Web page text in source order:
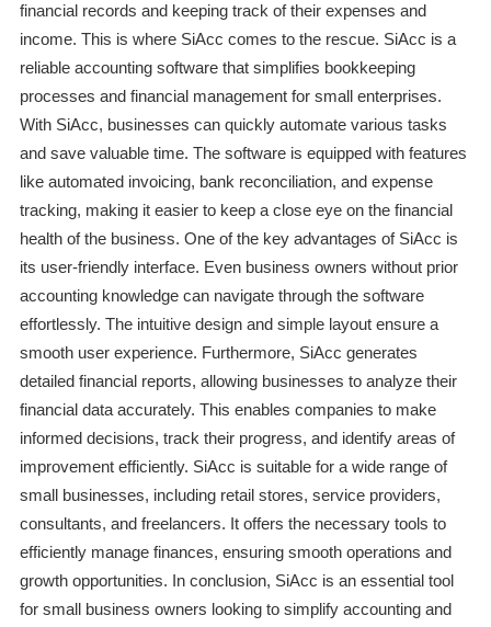
financial records and keeping track of their expenses and
income. This is where SiAcc comes to the rescue. SiAcc is a
reliable accounting software that simplifies bookkeeping
processes and financial management for small enterprises.
With SiAcc, businesses can quickly automate various tasks
and save valuable time. The software is equipped with features
like automated invoicing, bank reconciliation, and expense
tracking, making it easier to keep a close eye on the financial
health of the business. One of the key advantages of SiAcc is
its user-friendly interface. Even business owners without prior
accounting knowledge can navigate through the software
effortlessly. The intuitive design and simple layout ensure a
smooth user experience. Furthermore, SiAcc generates
detailed financial reports, allowing businesses to analyze their
financial data accurately. This enables companies to make
informed decisions, track their progress, and identify areas of
improvement efficiently. SiAcc is suitable for a wide range of
small businesses, including retail stores, service providers,
consultants, and freelancers. It offers the necessary tools to
efficiently manage finances, ensuring smooth operations and
growth opportunities. In conclusion, SiAcc is an essential tool
for small business owners looking to simplify accounting and